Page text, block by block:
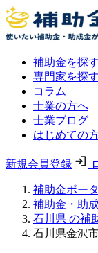
補助金を探す
専門家を探す
コラム
士業の方へ
士業ブログ
はじめての
新規会員登録
補助金ポー
補助金・助
石川県 の補
石川県金沢